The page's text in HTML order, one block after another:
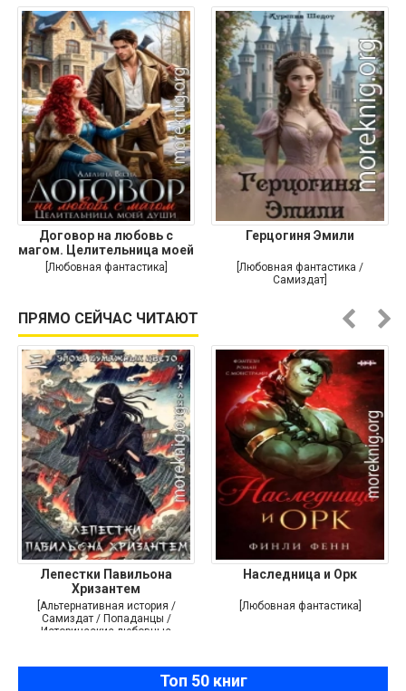
Договор на любовь с
магом. Целительница моей
души
[Любовная фантастика]
Герцогиня Эмили
[Любовная фантастика /
Самиздат]
ПРЯМО СЕЙЧАС ЧИТАЮТ
Лепестки Павильона
Хризантем
[Альтернативная история /
Самиздат / Попаданцы /
Исторические любовные
Наследница и Орк
[Любовная фантастика]
Топ 50 книг